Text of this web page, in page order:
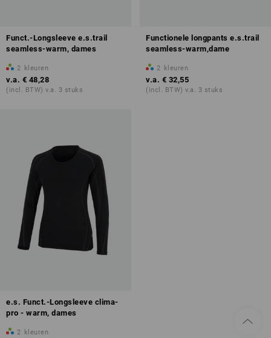
Funct.-Longsleeve e.s.trail
seamless-warm, dames
2 kleuren
v.a. € 48,28
(incl. BTW) v.a. 3 stuks
Functionele longpants e.s.trail
seamless-warm,dame
2 kleuren
v.a. € 32,55
(incl. BTW) v.a. 3 stuks
e.s. Funct.-Longsleeve clima-
pro - warm, dames
2 kleuren